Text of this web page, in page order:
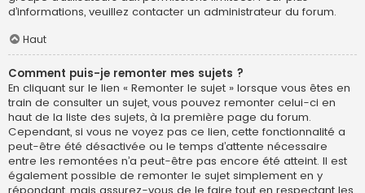
d’informations, veuillez contacter un administrateur du forum.
Haut
Comment puis-je remonter mes sujets ?
En cliquant sur le lien « Remonter le sujet » lorsque vous êtes en
train de consulter un sujet, vous pouvez remonter celui-ci en
haut de la liste des sujets, à la première page du forum.
Cependant, si vous ne voyez pas ce lien, cette fonctionnalité a
peut-être été désactivée ou le temps d’attente nécessaire
entre les remontées n’a peut-être pas encore été atteint. Il est
également possible de remonter le sujet simplement en y